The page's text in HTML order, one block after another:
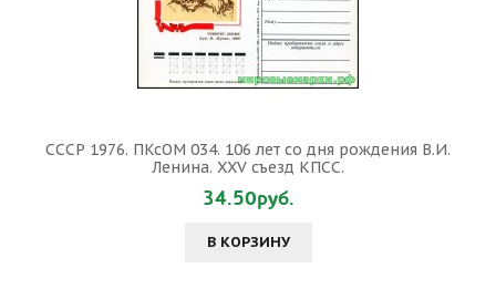
СССР 1976. ПКсОМ 034. 106 лет со дня рождения В.И.
Ленина. XXV съезд КПСС.
34.50руб.
В КОРЗИНУ